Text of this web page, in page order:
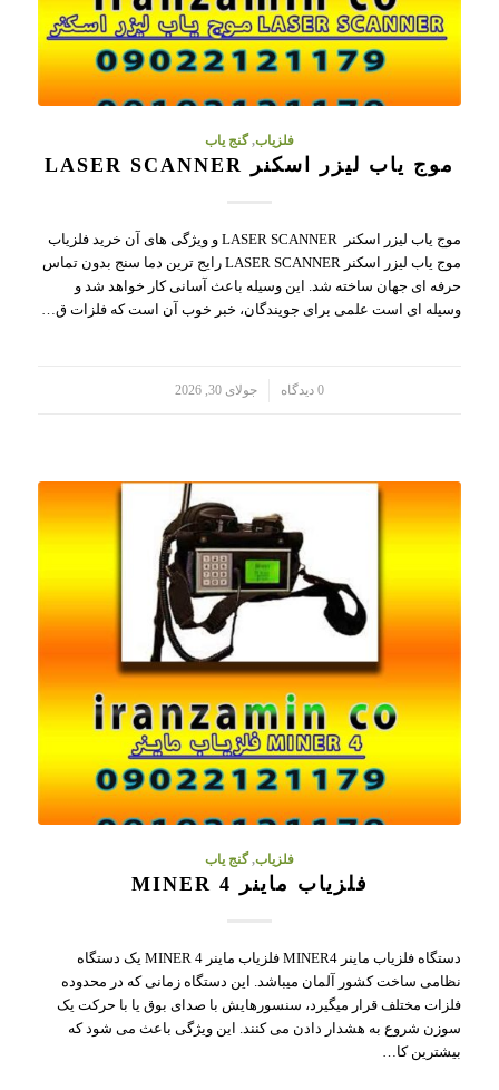
فلزیاب, گنج یاب
موج یاب لیزر اسکنر LASER SCANNER
موج یاب لیزر اسکنر LASER SCANNER و ویژگی های آن خرید فلزیاب
موج یاب لیزر اسکنر LASER SCANNER رایج ترین دما سنج بدون تماس
حرفه ای جهان ساخته شد. این وسیله باعث آسانی کار خواهد شد و
وسیله ای است علمی برای جویندگان، خبر خوب آن است که فلزات ق…
0 دیدگاه جولای 30, 2026
فلزیاب,گنج یاب
فلزیاب ماینر MINER 4
دستگاه فلزیاب ماینر MINER4 فلزیاب ماینر MINER 4 یک دستگاه
نظامی ساخت کشور آلمان میباشد. این دستگاه زمانی که در محدوده
فلزات مختلف قرار میگیرد، سنسورهایش با صدای بوق یا با حرکت یک
سوزن شروع به هشدار دادن می کنند. این ویژگی باعث می شود که
بیشترین کا…